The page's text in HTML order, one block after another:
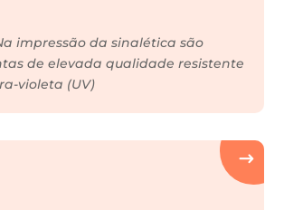
impressão da sinalética são
de elevada qualidade resistente
violeta (UV)